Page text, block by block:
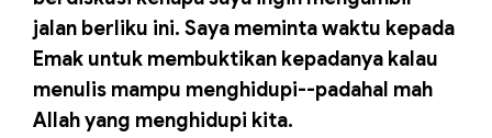
jalan berliku ini. Saya meminta waktu kepada
Emak untuk membuktikan kepadanya kalau
menulis mampu menghidupi--padahal mah
Allah yang menghidupi kita.